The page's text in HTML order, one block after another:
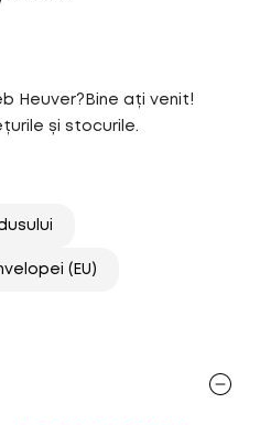
Heuver?Bine ați venit!
și stocurile.
(EU)